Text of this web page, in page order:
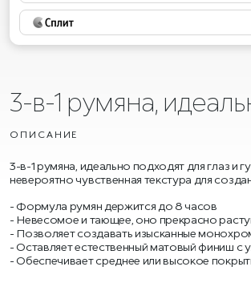
3-в-1 румяна,
ОПИСАНИЕ
3-в-1 румяна, идеально подходят для глаз и
невероятно чувственная текстура для
Формула румян держится до 8 часов
Невесомое и тающее, оно прекрасно
Позволяет создавать изысканные
Оставляет естественный матовый финиш с
Обеспечивает среднее или высокое